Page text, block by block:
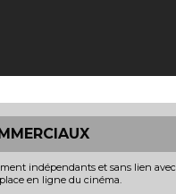
indépendants et sans lien avec
en ligne du cinéma.